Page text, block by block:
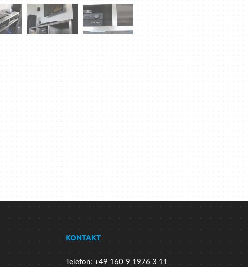
KONTAKT
Telefon: +49 160 9 1976 3 11